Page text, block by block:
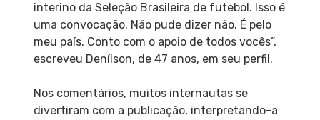
interino da Seleção Brasileira de futebol. Isso é
uma convocação. Não pude dizer não. É pelo
meu país. Conto com o apoio de todos vocês”,
escreveu Denílson, de 47 anos, em seu perfil.
Nos comentários, muitos internautas se
divertiram com a publicação, interpretando-a